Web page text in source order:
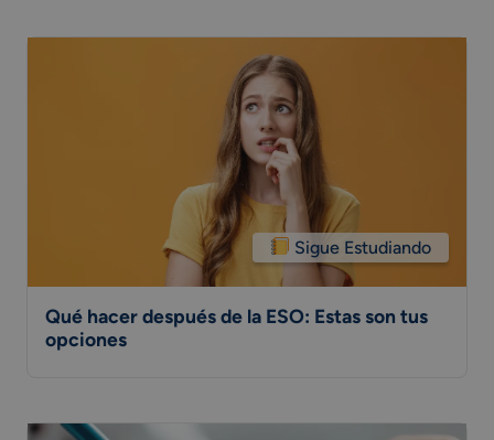
Sigue Estudiando
Qué hacer después de la ESO: Estas son tus
opciones